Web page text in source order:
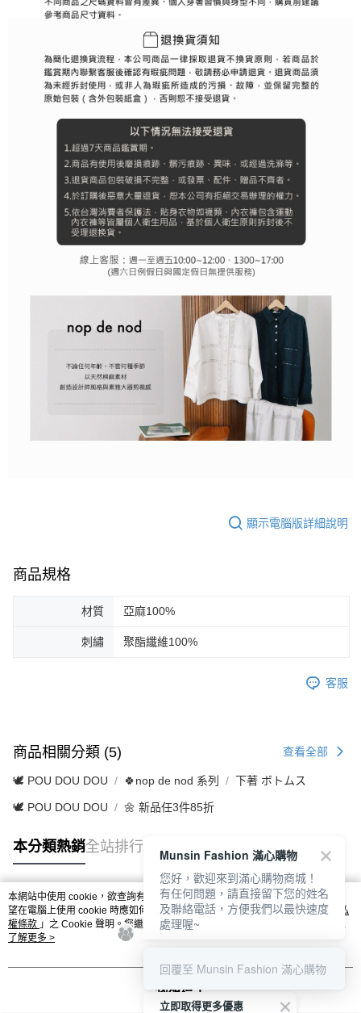
顯示電腦版詳細說明
商品規格
材質 亞麻100%
刺繡 聚酯纖維100%
客服
商品相關分類 (5) 查看全部
🕊️ POU DOU DOU 🍀nop de nod 系列 下著 ボトムス
🕊️ POU DOU DOU 🌼 新品任3件85折
本分類熱銷全站排行
熱門標籤
本網站中使用 cookie，欲查詢有關本網站使用 cookie 方式之詳情，及若您不希
望在電腦上使用 cookie 時應如何變更電腦的 cookie 設定，請參閱本網站「
隱私
權條款 」之 Cookie 聲明。您繼續使用本網站即表示您同意本公司得按本網站使
用條款之 Cookie 聲明使用 cookie。
了解更多 >
我知道了
立即取得更多優惠
Munsin Fashion 滿心購物
您好，歡迎來到滿心購物商城！
有任何問題，請直接留下您的姓名
及聯絡電話，方便我們以最快速度
處理喔~
回覆至 Munsin Fashion 滿心購物